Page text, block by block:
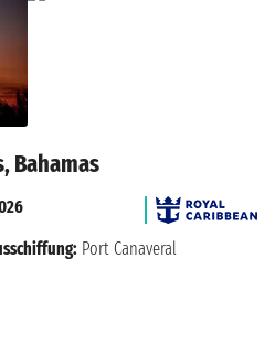
Bahamas
Port Canaveral